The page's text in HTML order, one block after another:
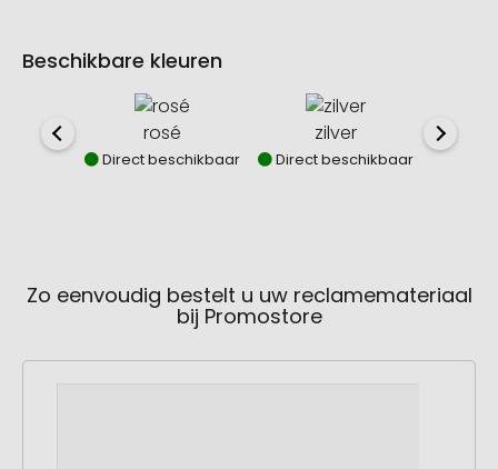
Beschikbare kleuren
rosé
Direct beschikbaar
zilver
Direct beschikbaar
Zo eenvoudig bestelt u uw reclamemateriaal
bij Promostore